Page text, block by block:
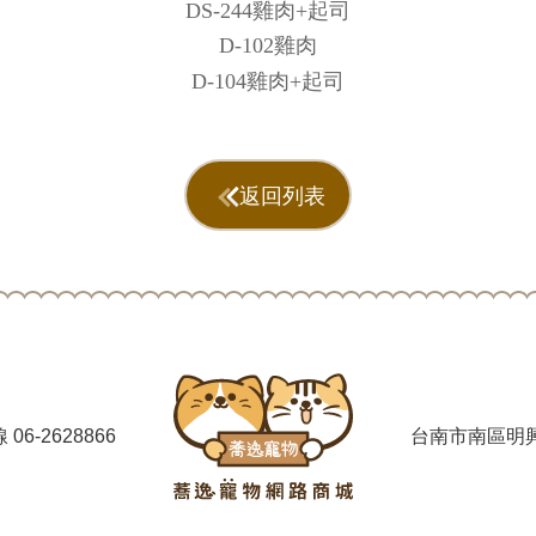
DS-244雞肉+起司
D-102雞肉
D-104雞肉+起司
返回列表
06-2628866 台南市南區明